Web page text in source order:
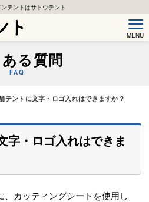
テントはサトウテント
MENU
る質問
FAQ
テントに文字・ロゴ入れはできますか？
字・ロゴ入れはできま
、カッティングシートを使用し